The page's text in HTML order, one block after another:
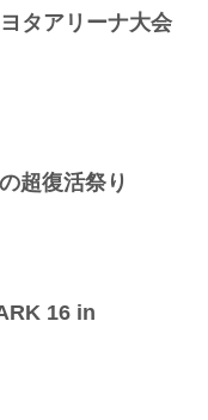
ク presents RIZIN.40
アリーナ
タアリーナ大会
超復活祭り
16 in